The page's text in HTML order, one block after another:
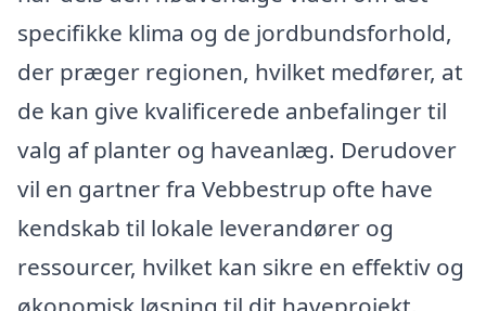
specifikke klima og de jordbundsforhold,
der præger regionen, hvilket medfører, at
de kan give kvalificerede anbefalinger til
valg af planter og haveanlæg. Derudover
vil en gartner fra Vebbestrup ofte have
kendskab til lokale leverandører og
ressourcer, hvilket kan sikre en effektiv og